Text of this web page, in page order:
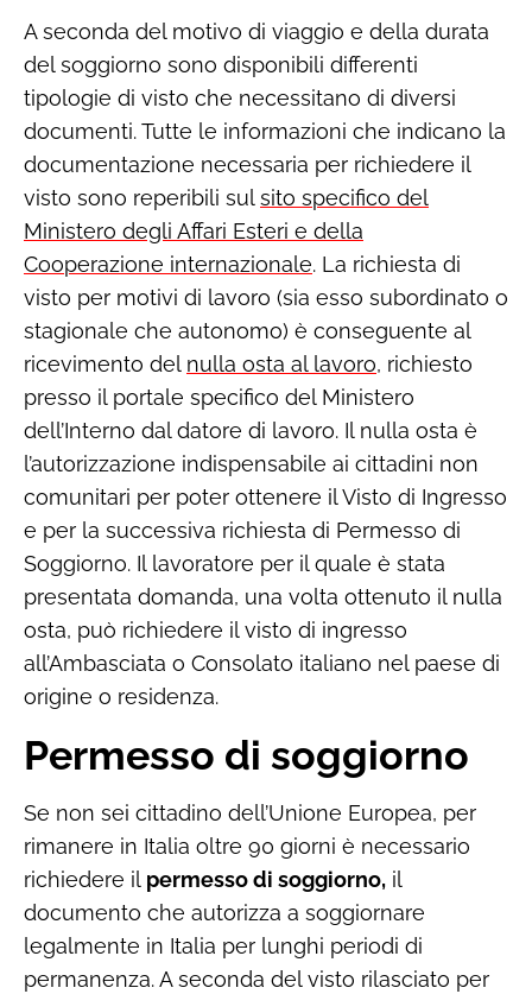
A seconda del motivo di viaggio e della durata
del soggiorno sono disponibili differenti
tipologie di visto che necessitano di diversi
documenti. Tutte le informazioni che indicano la
documentazione necessaria per richiedere il
visto sono reperibili sulsito specifico del
Ministero degli Affari Esteri e della
Cooperazione internazionale. La richiesta di
visto per motivi di lavoro (sia esso subordinato o
stagionale che autonomo) è conseguente al
ricevimento del nulla osta al lavoro, richiesto
presso il portale specifico del Ministero
dell’Interno dal datore di lavoro. Il nulla osta è
l’autorizzazione indispensabile ai cittadini non
comunitari per poter ottenere il Visto di Ingresso
e per la successiva richiesta di Permesso di
Soggiorno. Il lavoratore per il quale è stata
presentata domanda, una volta ottenuto il nulla
osta, può richiedere il visto di ingresso
all’Ambasciata o Consolato italiano nel paese di
origine o residenza.
Permesso di soggiorno
Se non sei cittadino dell’Unione Europea, per
rimanere in Italia oltre 90 giorni è necessario
richiedere il permesso di soggiorno, il
documento che autorizza a soggiornare
legalmente in Italia per lunghi periodi di
permanenza. A seconda del visto rilasciato per